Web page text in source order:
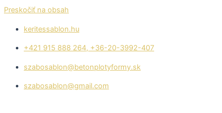
Preskočiť na obsah
keritessablon.hu
+421 915 888 264, +36-20-3992-407
szabosablon@betonplotyformy.sk
szabosablon@gmail.com